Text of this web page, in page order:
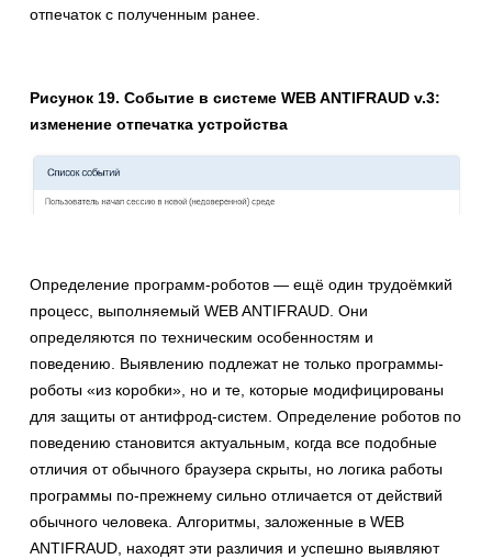
отпечаток с полученным ранее.
Рисунок 19. Событие в системе WEB ANTIFRAUD v.3:
изменение отпечатка устройства
Определение программ-роботов — ещё один трудоёмкий
процесс, выполняемый WEB ANTIFRAUD. Они
определяются по техническим особенностям и
поведению. Выявлению подлежат не только программы-
роботы «из коробки», но и те, которые модифицированы
для защиты от антифрод-систем. Определение роботов по
поведению становится актуальным, когда все подобные
отличия от обычного браузера скрыты, но логика работы
программы по-прежнему сильно отличается от действий
обычного человека. Алгоритмы, заложенные в WEB
ANTIFRAUD, находят эти различия и успешно выявляют